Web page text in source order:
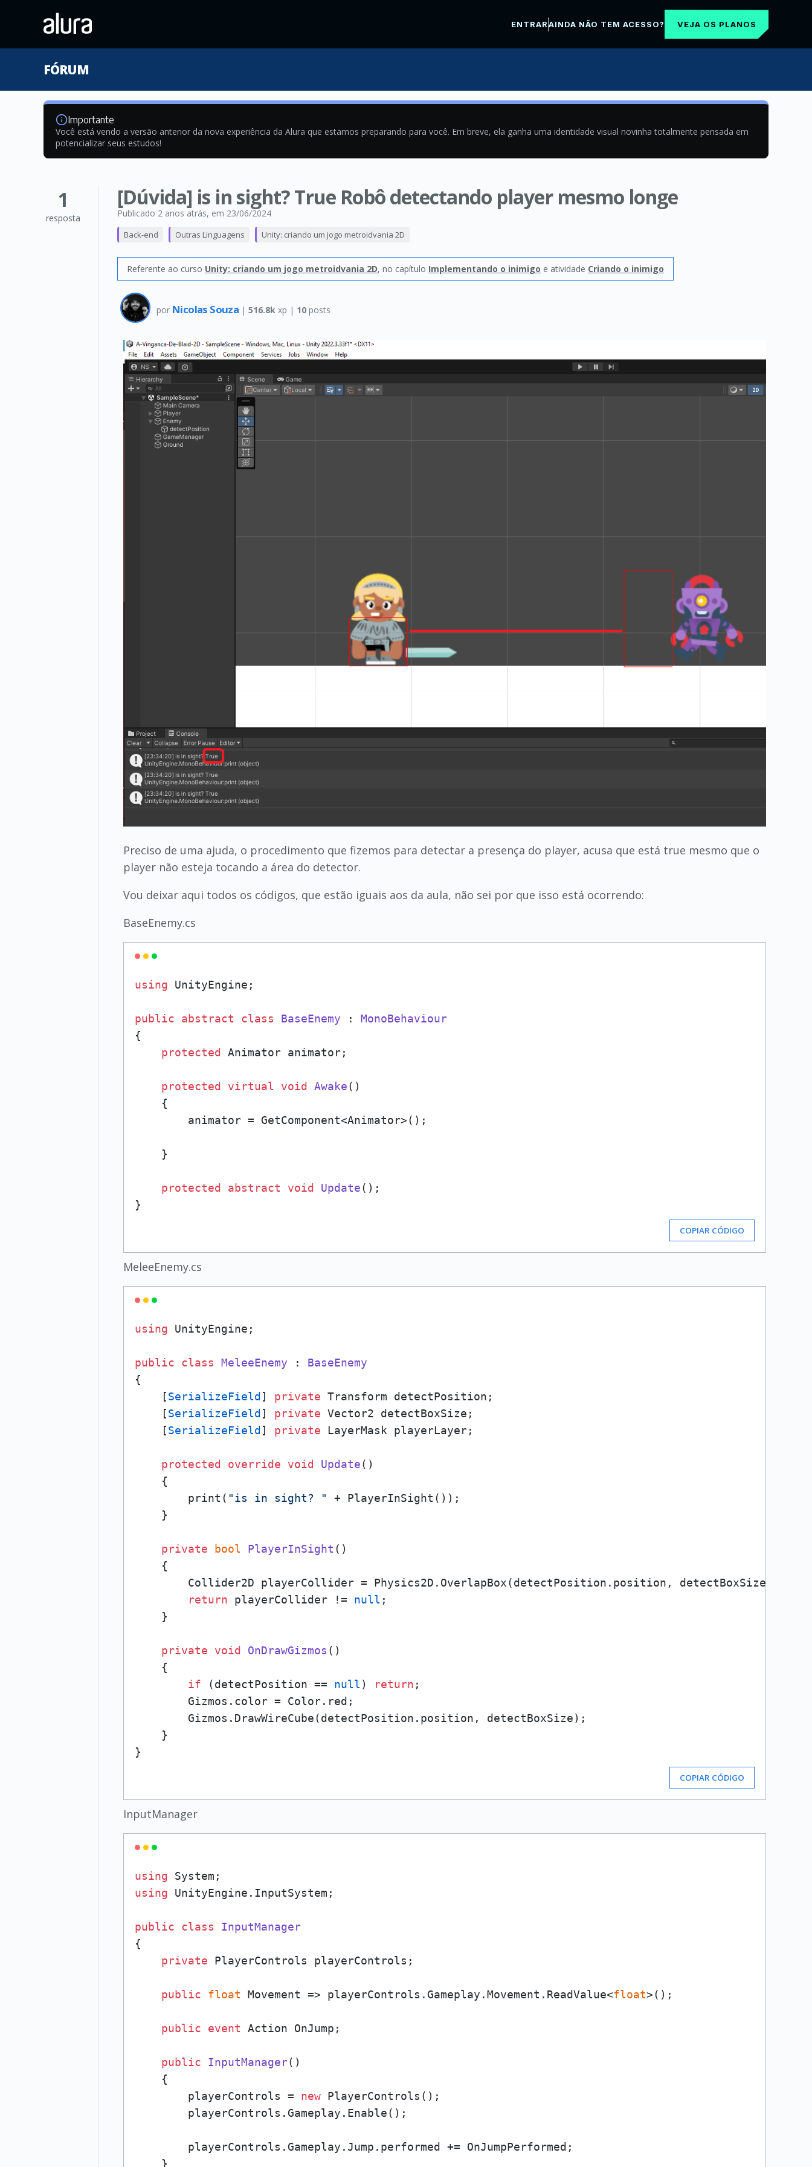
ENTRARAINDA NÃO TEM ACESSO? VEJA OS PLANOS
FÓRUM
Importante
Você está vendo a versão anterior da nova experiência da Alura que estamos preparando para você. Em breve, ela ganha uma identidade visual novinha totalmente pensada em
potencializar seus estudos!
1
resposta
[Dúvida] is in sight? True Robô detectando player mesmo longe
Publicado 2 anos atrás, em 23/06/2024
Back-end Outras Linguagens Unity: criando um jogo metroidvania 2D
Referente ao curso Unity: criando um jogo metroidvania 2D, no capítulo Implementando o inimigo e atividade Criando o inimigo
por Nicolas Souza | 516.8k xp | 10posts
Preciso de uma ajuda, o procedimento que fizemos para detectar a presença do player, acusa que está true mesmo que o
player não esteja tocando a área do detector.
Vou deixar aqui todos os códigos, que estão iguais aos da aula, não sei por que isso está ocorrendo:
BaseEnemy.cs
using UnityEngine;
public abstract class BaseEnemy : MonoBehaviour
{
protected
Animator animator;
protected virtual void Awake()
    {
        animator = GetComponent<Animator>();
    }
protected abstract void Update() ;
COPIAR CÓDIGO
MeleeEnemy.cs
using UnityEngine;
public class MeleeEnemy : BaseEnemy
{
    [
SerializeField ] private Transform detectPosition;
    [
SerializeField ] private Vector2 detectBoxSize;
    [
SerializeField ] private LayerMask playerLayer;
protected override void Update()
    {
        print(
"is in sight? "
+ PlayerInSight());
    }
private bool PlayerInSight ()
    {
        Collider2D playerCollider = Physics2D.OverlapBox(detectPosition.position, detectBoxSize,
return playerCollider != null ;
    }
private void OnDrawGizmos ()
    {
if (detectPosition == null) return ;
        Gizmos.color = Color.red;
        Gizmos.DrawWireCube(detectPosition.position, detectBoxSize);
    }
COPIAR CÓDIGO
InputManager
using
using UnityEngine.InputSystem;
public class
InputManager
{
private PlayerControls playerControls;
public float Movement => playerControls.Gameplay.Movement.ReadValue<float>();
public event Action OnJump;
public InputManager()
    {
        playerControls =
new PlayerControls();
        playerControls.Gameplay.Enable();
        playerControls.Gameplay.Jump.performed += OnJumpPerformed;
    }